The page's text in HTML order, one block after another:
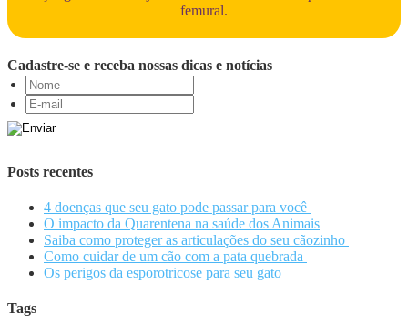
femural.
Cadastre-se e receba nossas dicas e notícias
Posts recentes
4 doenças que seu gato pode passar para você
O impacto da Quarentena na saúde dos Animais
Saiba como proteger as articulações do seu cãozinho
Como cuidar de um cão com a pata quebrada
Os perigos da esporotricose para seu gato
Tags